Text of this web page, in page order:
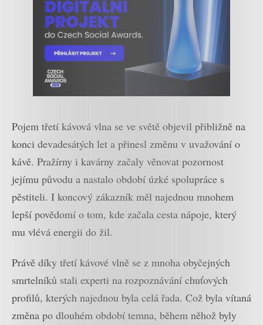
Pojem třetí kávová vlna se ve světě objevil přibližně na
konci devadesátých let a přinesl změnu v uvažování o
kávě. Pražírny i kavárny začaly věnovat pozornost
jejímu původu a nastalo období úzké spolupráce s
pěstiteli. I koncový zákazník měl najednou mnohem
lepší povědomí o tom, kde začala cesta nápoje, který
mu vlévá energii do žil.
Právě díky třetí kávové vlně se z mnoha obyčejných
smrtelníků stali experti na rozpoznávání chuťových
profilů, kterých najednou byla celá řada. Což byla vítaná
změna po dlouhém období temna, během něhož byly